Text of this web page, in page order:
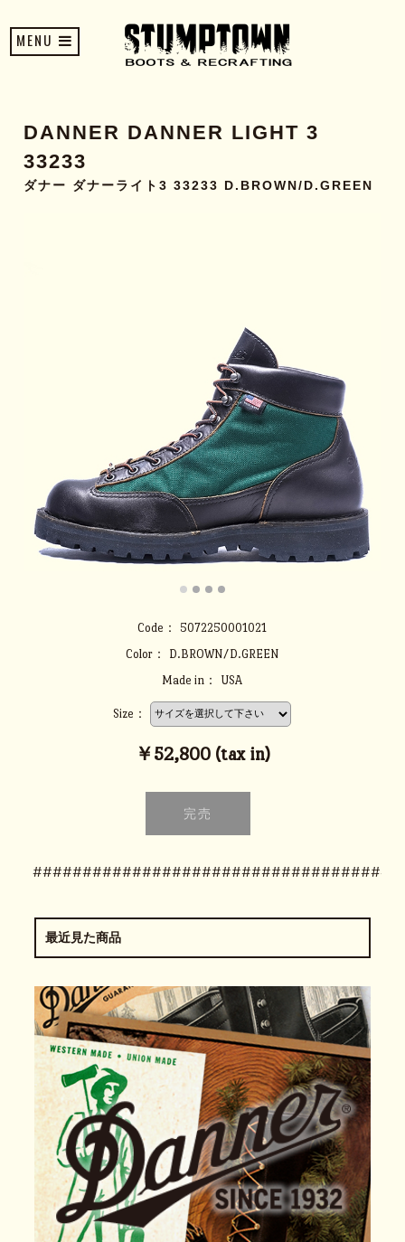
MENU
DANNER DANNER LIGHT 3
33233
ダナー ダナーライト3 33233 D.BROWN/D.GREEN
Code：
5072250001021
Color：
D.BROWN/D.GREEN
Made in：
USA
Size：
￥52,800 (tax in)
最近見た商品